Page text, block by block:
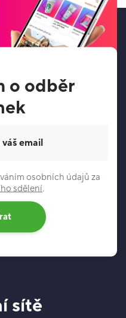
o odběr
osobních údajů za
sdělení.
sítě